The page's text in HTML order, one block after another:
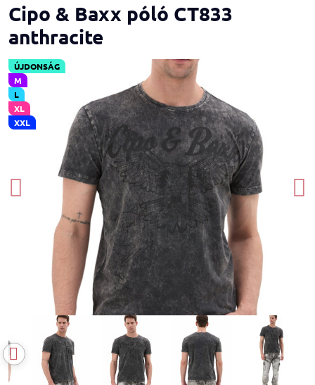
ÚJDONSÁG
M
L
XL
XXL
Cipo & Baxx póló CT833
anthracite